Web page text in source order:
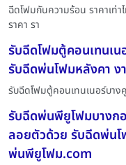
ฉีดโฟมกันความร้อน ราคาเท่
ราคา รา
รับฉีดโฟมตู้คอนเทนเน
รับฉีดพ่นโฟมหลังคา
รับฉีดโฟมตู้คอนเทนเนอร์บา
รับฉีดพ่นพียูโฟมบางก
ลอยตัวด้วย รับฉีดพ่นโ
พ่นพียูโฟม.com